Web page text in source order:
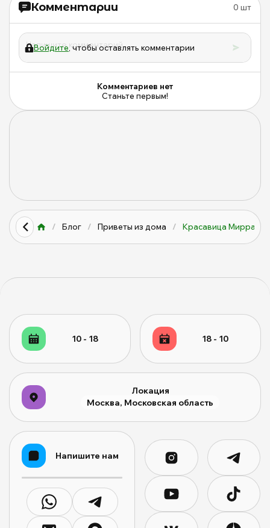
Комментарии 0 шт
Войдите, чтобы оставлять комментарии
Комментариев нет
Станьте первым!
/ Блог / Приветы из дома / Красавица Мирра из
10 - 18 18 - 10
Локация
Москва, Московская область
Напишите нам